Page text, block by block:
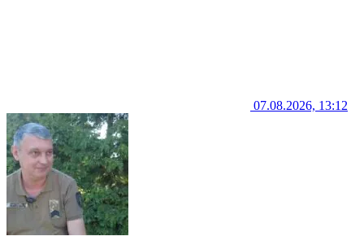
07.08.2026, 13:12